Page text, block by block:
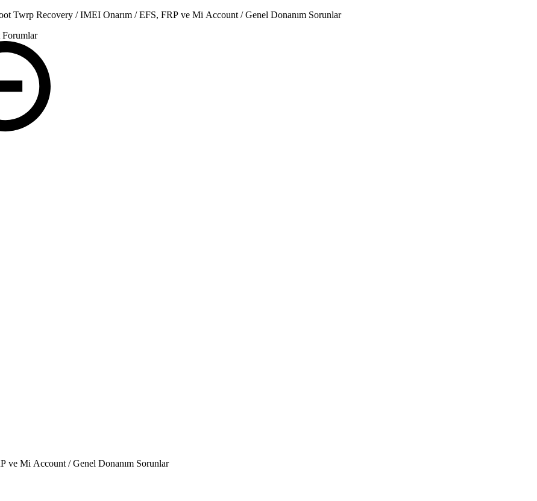
Twrp Recovery / IMEI Onarım / EFS, FRP ve Mi Account / Genel Donanım Sorunlar
ve Mi Account / Genel Donanım Sorunlar